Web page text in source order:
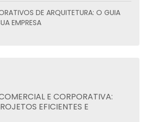
EMPRESA
EFICIENTES E